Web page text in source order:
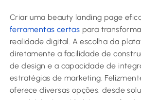
Criar uma beauty landing page
ferramentas certas para
realidade digital. A escolha da
diretamente a facilidade de
de design e a capacidade de
estratégias de marketing.
oferece diversas opções, desde